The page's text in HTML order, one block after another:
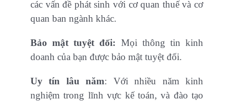
các vấn đề phát sinh với cơ quan thuế và cơ
quan ban ngành khác.
Bảo mật tuyệt đối: Mọi thông tin kinh
doanh của bạn được bảo mật tuyệt đối.
Uy tín lâu năm: Với nhiều năm kinh
nghiệm trong lĩnh vực kế toán, và đào tạo